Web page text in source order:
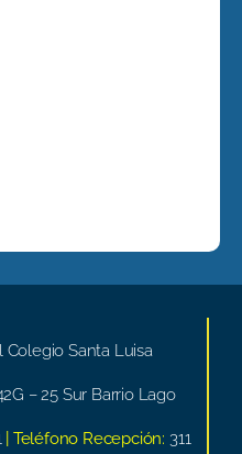
Santa Luisa
– 25 Sur Barrio Lago
| Teléfono Recepción: 311